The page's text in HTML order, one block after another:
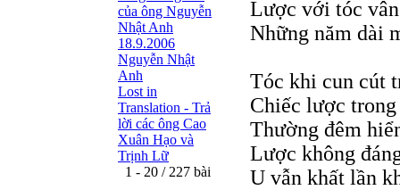
của ông Nguyễn
Nhật Anh
18.9.2006
Nguyễn Nhật
Anh
Lost in
Translation - Trả
lời các ông Cao
Xuân Hạo và
Trịnh Lữ
1 - 20 / 227 bài
Lược với tóc
Những năm dài
Tóc khi cun cút
Chiếc lược
Thường đêm
Lược không
U vẫn khất lần